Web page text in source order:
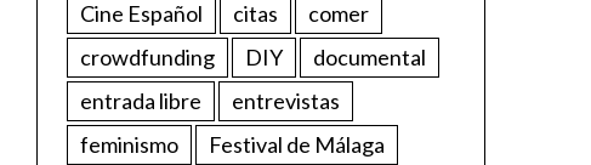
Cine Español
citas
comer
crowdfunding
DIY
documental
entrada libre
entrevistas
feminismo
Festival de Málaga